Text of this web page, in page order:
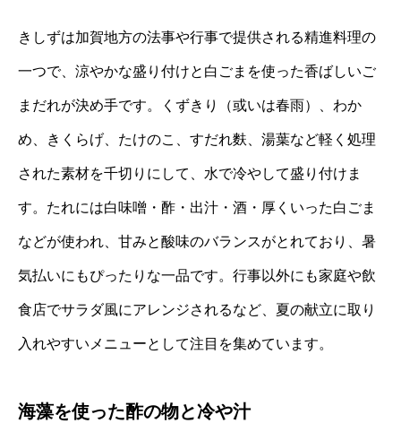
きしずは加賀地方の法事や行事で提供される精進料理の
一つで、涼やかな盛り付けと白ごまを使った香ばしいご
まだれが決め手です。くずきり（或いは春雨）、わか
め、きくらげ、たけのこ、すだれ麩、湯葉など軽く処理
された素材を千切りにして、水で冷やして盛り付けま
す。たれには白味噌・酢・出汁・酒・厚くいった白ごま
などが使われ、甘みと酸味のバランスがとれており、暑
気払いにもぴったりな一品です。行事以外にも家庭や飲
食店でサラダ風にアレンジされるなど、夏の献立に取り
入れやすいメニューとして注目を集めています。
海藻を使った酢の物と冷や汁